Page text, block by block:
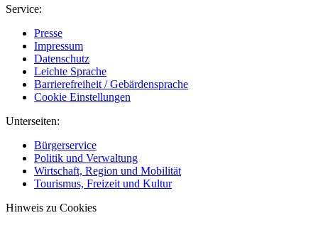
Service:
Presse
Impressum
Datenschutz
Leichte Sprache
Barrierefreiheit / Gebärdensprache
Cookie Einstellungen
Unterseiten:
Bürgerservice
Politik und Verwaltung
Wirtschaft, Region und Mobilität
Tourismus, Freizeit und Kultur
Hinweis zu Cookies